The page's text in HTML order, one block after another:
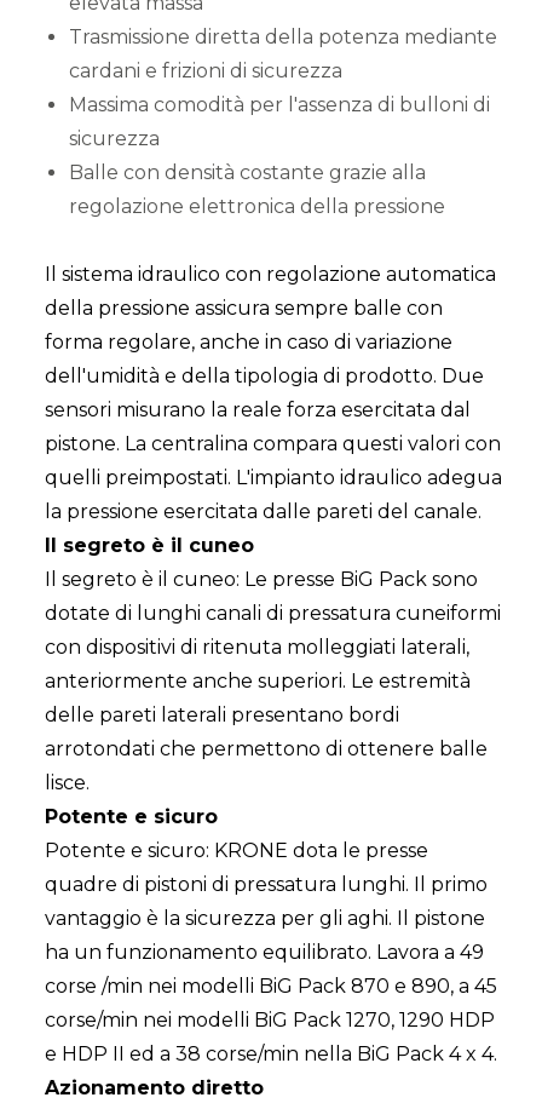
Trasmissione diretta della potenza mediante
cardani e frizioni di sicurezza
Massima comodità per l'assenza di bulloni di
sicurezza
Balle con densità costante grazie alla
regolazione elettronica della pressione
Il sistema idraulico con regolazione automatica
della pressione assicura sempre balle con
forma regolare, anche in caso di variazione
dell'umidità e della tipologia di prodotto. Due
sensori misurano la reale forza esercitata dal
pistone. La centralina compara questi valori con
quelli preimpostati. L'impianto idraulico adegua
la pressione esercitata dalle pareti del canale.
Il segreto è il cuneo
Il segreto è il cuneo: Le presse BiG Pack sono
dotate di lunghi canali di pressatura cuneiformi
con dispositivi di ritenuta molleggiati laterali,
anteriormente anche superiori. Le estremità
delle pareti laterali presentano bordi
arrotondati che permettono di ottenere balle
lisce.
Potente e sicuro
Potente e sicuro: KRONE dota le presse
quadre di pistoni di pressatura lunghi. Il primo
vantaggio è la sicurezza per gli aghi. Il pistone
ha un funzionamento equilibrato. Lavora a 49
corse /min nei modelli BiG Pack 870 e 890, a 45
corse/min nei modelli BiG Pack 1270, 1290 HDP
e HDP II ed a 38 corse/min nella BiG Pack 4 x 4.
Azionamento diretto